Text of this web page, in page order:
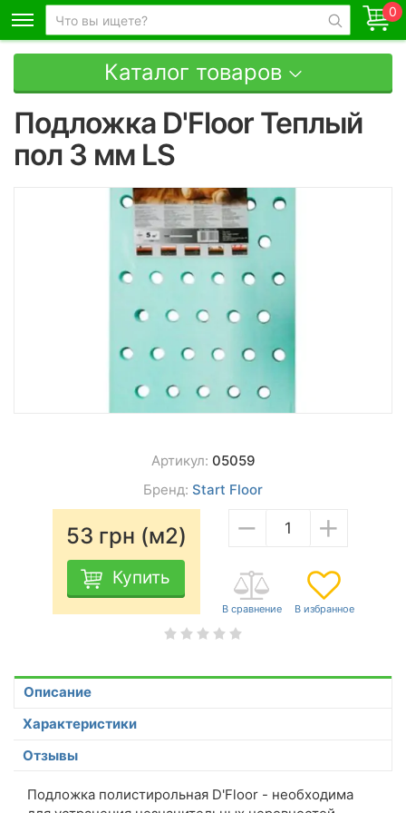
0
Каталог товаров
Подложка D'Floor Теплый
пол 3 мм LS
Артикул: 05059
Бренд: Start Floor
53 грн (м2)
Купить
− +
Описание
Характеристики
Отзывы
Подложка полистирольная D'Floor - необходима